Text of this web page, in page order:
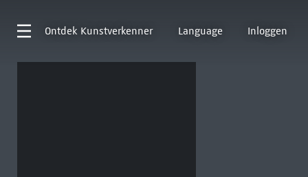
Ontdek Kunstverkenner Language Inloggen